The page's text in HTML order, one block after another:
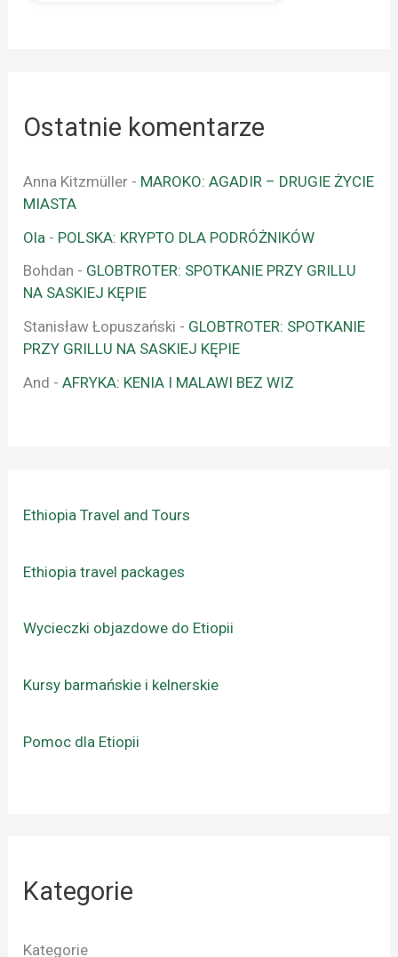
Ostatnie komentarze
Anna Kitzmüller - MAROKO: AGADIR – DRUGIE ŻYCIE
MIASTA
Ola - POLSKA: KRYPTO DLA PODRÓŻNIKÓW
Bohdan - GLOBTROTER: SPOTKANIE PRZY GRILLU
NA SASKIEJ KĘPIE
Stanisław Łopuszański - GLOBTROTER: SPOTKANIE
PRZY GRILLU NA SASKIEJ KĘPIE
And -AFRYKA: KENIA I MALAWI BEZ WIZ
Ethiopia Travel and Tours
Ethiopia travel packages
Wycieczki objazdowe do Etiopii
Kursy barmańskie i kelnerskie
Pomoc dla Etiopii
Kategorie
Kategorie